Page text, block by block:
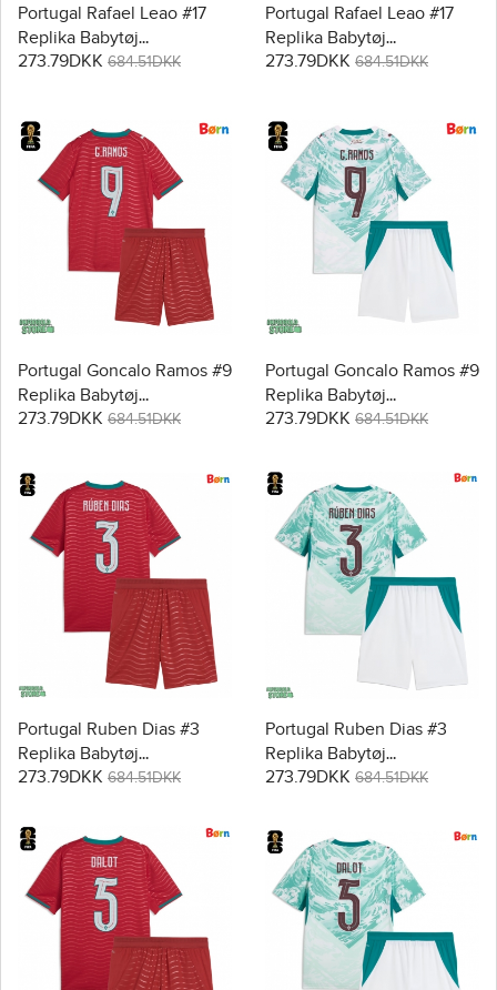
Portugal Rafael Leao #17
Replika Babytøj
Hjemmebanesæt Børn VM
273.79DKK 684.51DKK
Portugal Rafael Leao #17
Replika Babytøj
Udebanesæt Børn VM
273.79DKK 684.51DKK
Portugal Goncalo Ramos #9
Replika Babytøj
Hjemmebanesæt Børn VM
bukser)
273.79DKK 684.51DKK
Portugal Goncalo Ramos #9
Replika Babytøj
Udebanesæt Børn VM
bukser)
273.79DKK 684.51DKK
Portugal Ruben Dias #3
Replika Babytøj
Hjemmebanesæt Børn VM
bukser)
273.79DKK 684.51DKK
Portugal Ruben Dias #3
Replika Babytøj
Udebanesæt Børn VM
bukser)
273.79DKK 684.51DKK